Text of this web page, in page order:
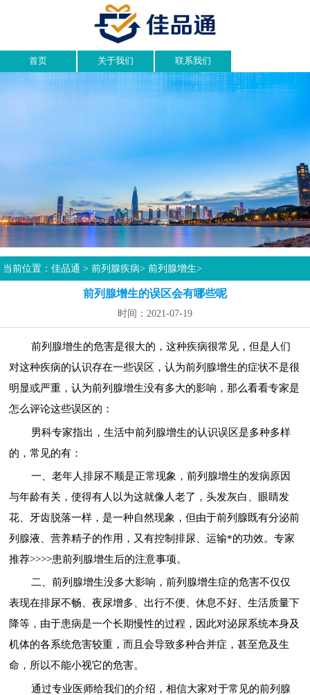
首页 关于我们 联系我们
当前位置：佳品通 >前列腺疾病>前列腺增生>
前列腺增生的误区会有哪些呢
时间：2021-07-19
前列腺增生的危害是很大的，这种疾病很常见，但是人们
对这种疾病的认识存在一些误区，认为前列腺增生的症状不是很
明显或严重，认为前列腺增生没有多大的影响，那么看看专家是
怎么评论这些误区的：
男科专家指出，生活中前列腺增生的认识误区是多种多样
的，常见的有：
一、老年人排尿不顺是正常现象，前列腺增生的发病原因
与年龄有关，使得有人以为这就像人老了，头发灰白、眼睛发
花、牙齿脱落一样，是一种自然现象，但由于前列腺既有分泌前
列腺液、营养精子的作用，又有控制排尿、运输*的功效。专家
推荐>>>>患前列腺增生后的注意事项。
二、前列腺增生没多大影响，前列腺增生症的危害不仅仅
表现在排尿不畅、夜尿增多、出行不便、休息不好、生活质量下
降等，由于患病是一个长期慢性的过程，因此对泌尿系统本身及
机体的各系统危害较重，而且会导致多种合并症，甚至危及生
命，所以不能小视它的危害。
通过专业医师给我们的介绍，相信大家对于常见的前列腺